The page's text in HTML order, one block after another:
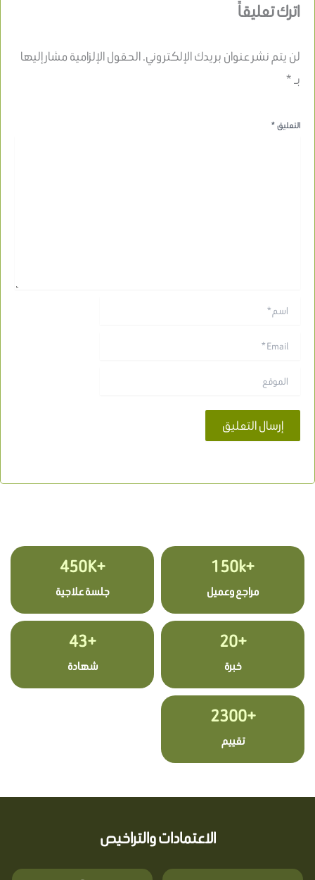
اترك تعليقاً
لن يتم نشر عنوان بريدك الإلكتروني.الحقول الإلزامية مشار إليها
بـ*
التعليق*
+150k
مراجع وعميل
+450K
جلسة علاجية
+20
خبرة
+43
شهادة
+2300
تقييم
الاعتمادات والتراخيص